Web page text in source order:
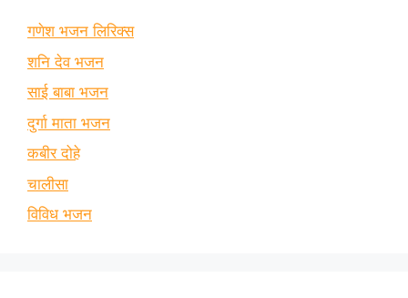
गणेश भजन लिरिक्स
शनि देव भजन
साई बाबा भजन
दुर्गा माता भजन
कबीर दोहे
चालीसा
विविध भजन